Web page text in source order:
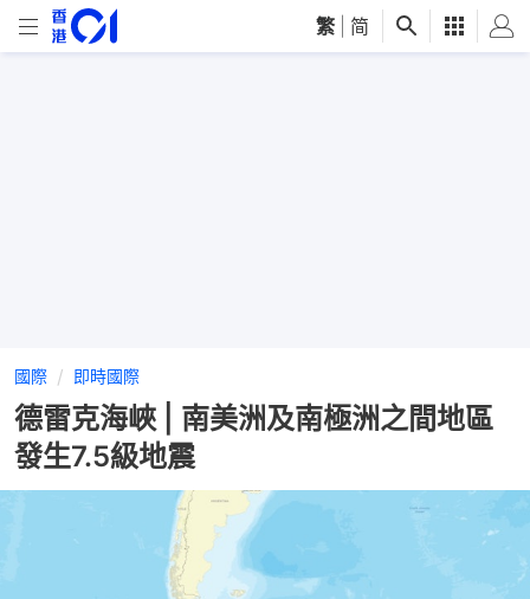
繁 简
國際 即時國際
德雷克海峽 | 南美洲及南極洲之間地區
發生7.5級地震